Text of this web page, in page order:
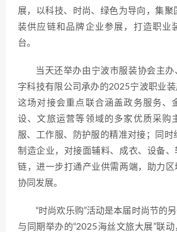
展，以科技、时尚、绿色为导向，集聚
装供应链和品牌企业参展，打造职业
台。
当天还举办由宁波市服装协会主
字科技有限公司承办的2025宁波职业装
这场对接会重点联合涵盖政务服务、
设、文旅运营等领域的多家优质采购
服、工作服、防护服的精准对接；同
制造企业，对接面辅料、成衣、设备
链，进一步打通产业供需两端，助力
协同发展。
“时尚欢乐购”活动是本届时尚节的
与同期举办的“2025海丝文旅大展”联